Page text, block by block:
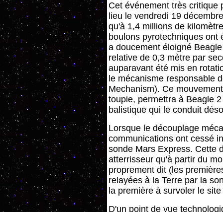
Cet événement très critique
lieu le vendredi 19
qu'à 1,4 millions de
boulons pyrotechniques ont
a doucement éloigné
relative de 0,3 mètre par
auparavant été mis en
le mécanisme responsable
Mechanism). Ce
toupie, permettra à Beagle
balistique qui le conduit
Lorsque le découplage
communications ont cessé
sonde Mars Express. Cette
atterrisseur qu'à partir du
proprement dit (les
relayées à la Terre par la
la première à survoler le
D'un point de vue